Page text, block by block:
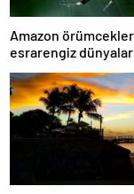
Amazon
esrarengiz
gitmeye hazır olun.